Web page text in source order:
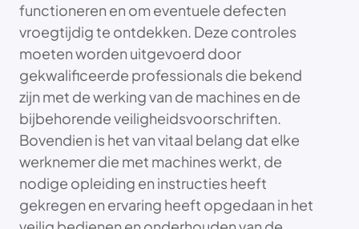
functioneren en om eventuele defecten
vroegtijdig te ontdekken. Deze controles
moeten worden uitgevoerd door
gekwalificeerde professionals die bekend
zijn met de werking van de machines en de
bijbehorende veiligheidsvoorschriften.
Bovendien is het van vitaal belang dat elke
werknemer die met machines werkt, de
nodige opleiding en instructies heeft
gekregen en ervaring heeft opgedaan in het